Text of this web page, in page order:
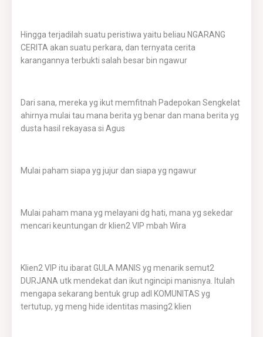
Hingga terjadilah suatu peristiwa yaitu beliau NGARANG
CERITA akan suatu perkara, dan ternyata cerita
karangannya terbukti salah besar bin ngawur
Dari sana, mereka yg ikut memfitnah Padepokan Sengkelat
ahirnya mulai tau mana berita yg benar dan mana berita yg
dusta hasil rekayasa si Agus
Mulai paham siapa yg jujur dan siapa yg ngawur
Mulai paham mana yg melayani dg hati, mana yg sekedar
mencari keuntungan dr klien2 VIP mbah Wira
Klien2 VIP itu ibarat GULA MANIS yg menarik semut2
DURJANA utk mendekat dan ikut ngincipi manisnya. Itulah
mengapa sekarang bentuk grup adl KOMUNITAS yg
tertutup, yg meng hide identitas masing2 klien